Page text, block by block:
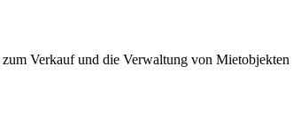
Verkauf und die Verwaltung von Mietobjekten